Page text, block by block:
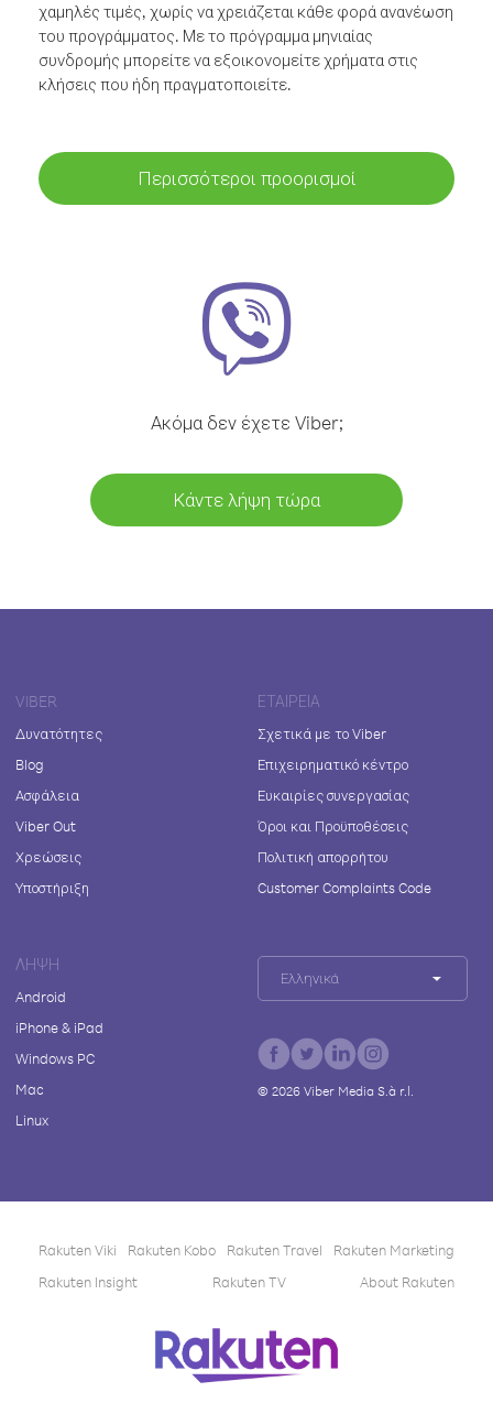
χαμηλές τιμές, χωρίς να χρειάζεται κάθε φορά ανανέωση
του προγράμματος. Με το πρόγραμμα μηνιαίας
συνδρομής μπορείτε να εξοικονομείτε χρήματα στις
κλήσεις που ήδη πραγματοποιείτε.
Περισσότεροι προορισμοί
Ακόμα δεν έχετε Viber;
Κάντε λήψη τώρα
VIBER
Δυνατότητες
Blog
Ασφάλεια
Viber Out
Χρεώσεις
Υποστήριξη
ΕΤΑΙΡΕΊΑ
Σχετικά με το Viber
Επιχειρηματικό κέντρο
Ευκαιρίες συνεργασίας
Όροι και Προϋποθέσεις
Πολιτική απορρήτου
Customer Complaints Code
ΛΉΨΗ
Android
iPhone & iPad
Windows PC
Mac
Linux
Ελληνικά
© 2026Viber Media S.à r.l.
Rakuten Viki Rakuten Kobo Rakuten Travel
Rakuten Marketing
Rakuten Insight
Rakuten TV About Rakuten